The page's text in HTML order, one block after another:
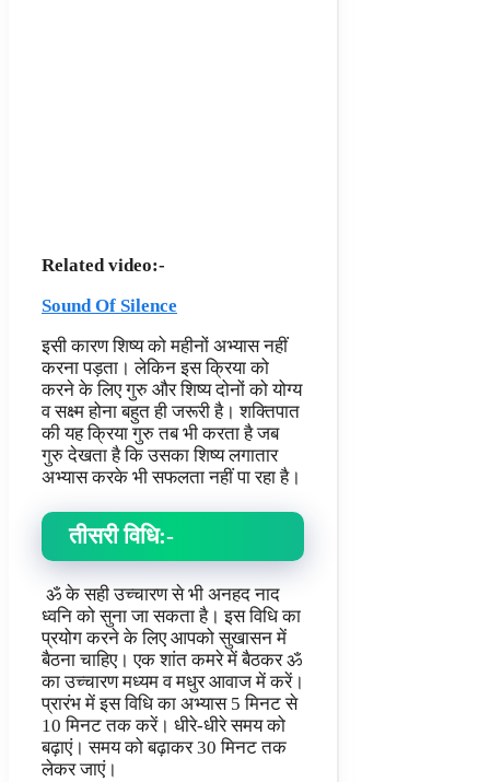
Related video:-
Sound Of Silence
इसी कारण शिष्य को महीनों अभ्यास नहीं
करना पड़ता। लेकिन इस क्रिया को
करने के लिए गुरु और शिष्य दोनों को योग्य
व सक्ष्म होना बहुत ही जरूरी है। शक्तिपात
की यह क्रिया गुरु तब भी करता है जब
गुरु देखता है कि उसका शिष्य लगातार
अभ्यास करके भी सफलता नहीं पा रहा है।
तीसरी विधि:-
ॐ के सही उच्चारण से भी अनहद नाद
ध्वनि को सुना जा सकता है। इस विधि का
प्रयोग करने के लिए आपको सुखासन में
बैठना चाहिए। एक शांत कमरे में बैठकर ॐ
का उच्चारण मध्यम व मधुर आवाज में करें।
प्रारंभ में इस विधि का अभ्यास 5 मिनट से
10 मिनट तक करें। धीरे-धीरे समय को
बढ़ाएं। समय को बढ़ाकर 30 मिनट तक
लेकर जाएं।